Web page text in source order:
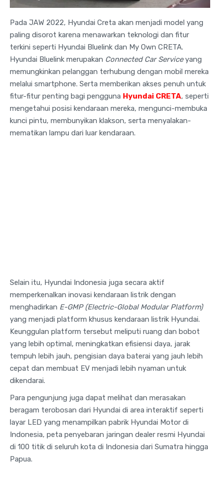
Pada JAW 2022, Hyundai Creta akan menjadi model yang
paling disorot karena menawarkan teknologi dan fitur
terkini seperti Hyundai Bluelink dan My Own CRETA.
Hyundai Bluelink merupakan Connected Car Serviceyang
memungkinkan pelanggan terhubung dengan mobil mereka
melalui smartphone. Serta memberikan akses penuh untuk
fitur-fitur penting bagi pengguna Hyundai CRETA, seperti
mengetahui posisi kendaraan mereka, mengunci-membuka
kunci pintu, membunyikan klakson, serta menyalakan-
mematikan lampu dari luar kendaraan.
Selain itu, Hyundai Indonesia juga secara aktif
memperkenalkan inovasi kendaraan listrik dengan
menghadirkan E-GMP (Electric-Global Modular Platform)
yang menjadi platform khusus kendaraan listrik Hyundai.
Keunggulan platform tersebut meliputi ruang dan bobot
yang lebih optimal, meningkatkan efisiensi daya, jarak
tempuh lebih jauh, pengisian daya baterai yang jauh lebih
cepat dan membuat EV menjadi lebih nyaman untuk
dikendarai.
Para pengunjung juga dapat melihat dan merasakan
beragam terobosan dari Hyundai di area interaktif seperti
layar LED yang menampilkan pabrik Hyundai Motor di
Indonesia, peta penyebaran jaringan dealer resmi Hyundai
di 100 titik di seluruh kota di Indonesia dari Sumatra hingga
Papua.